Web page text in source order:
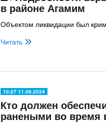
в районе Агамим
Объектом ликвидации был
Читать
10:27 11.06.2024
Кто должен
ранеными во время